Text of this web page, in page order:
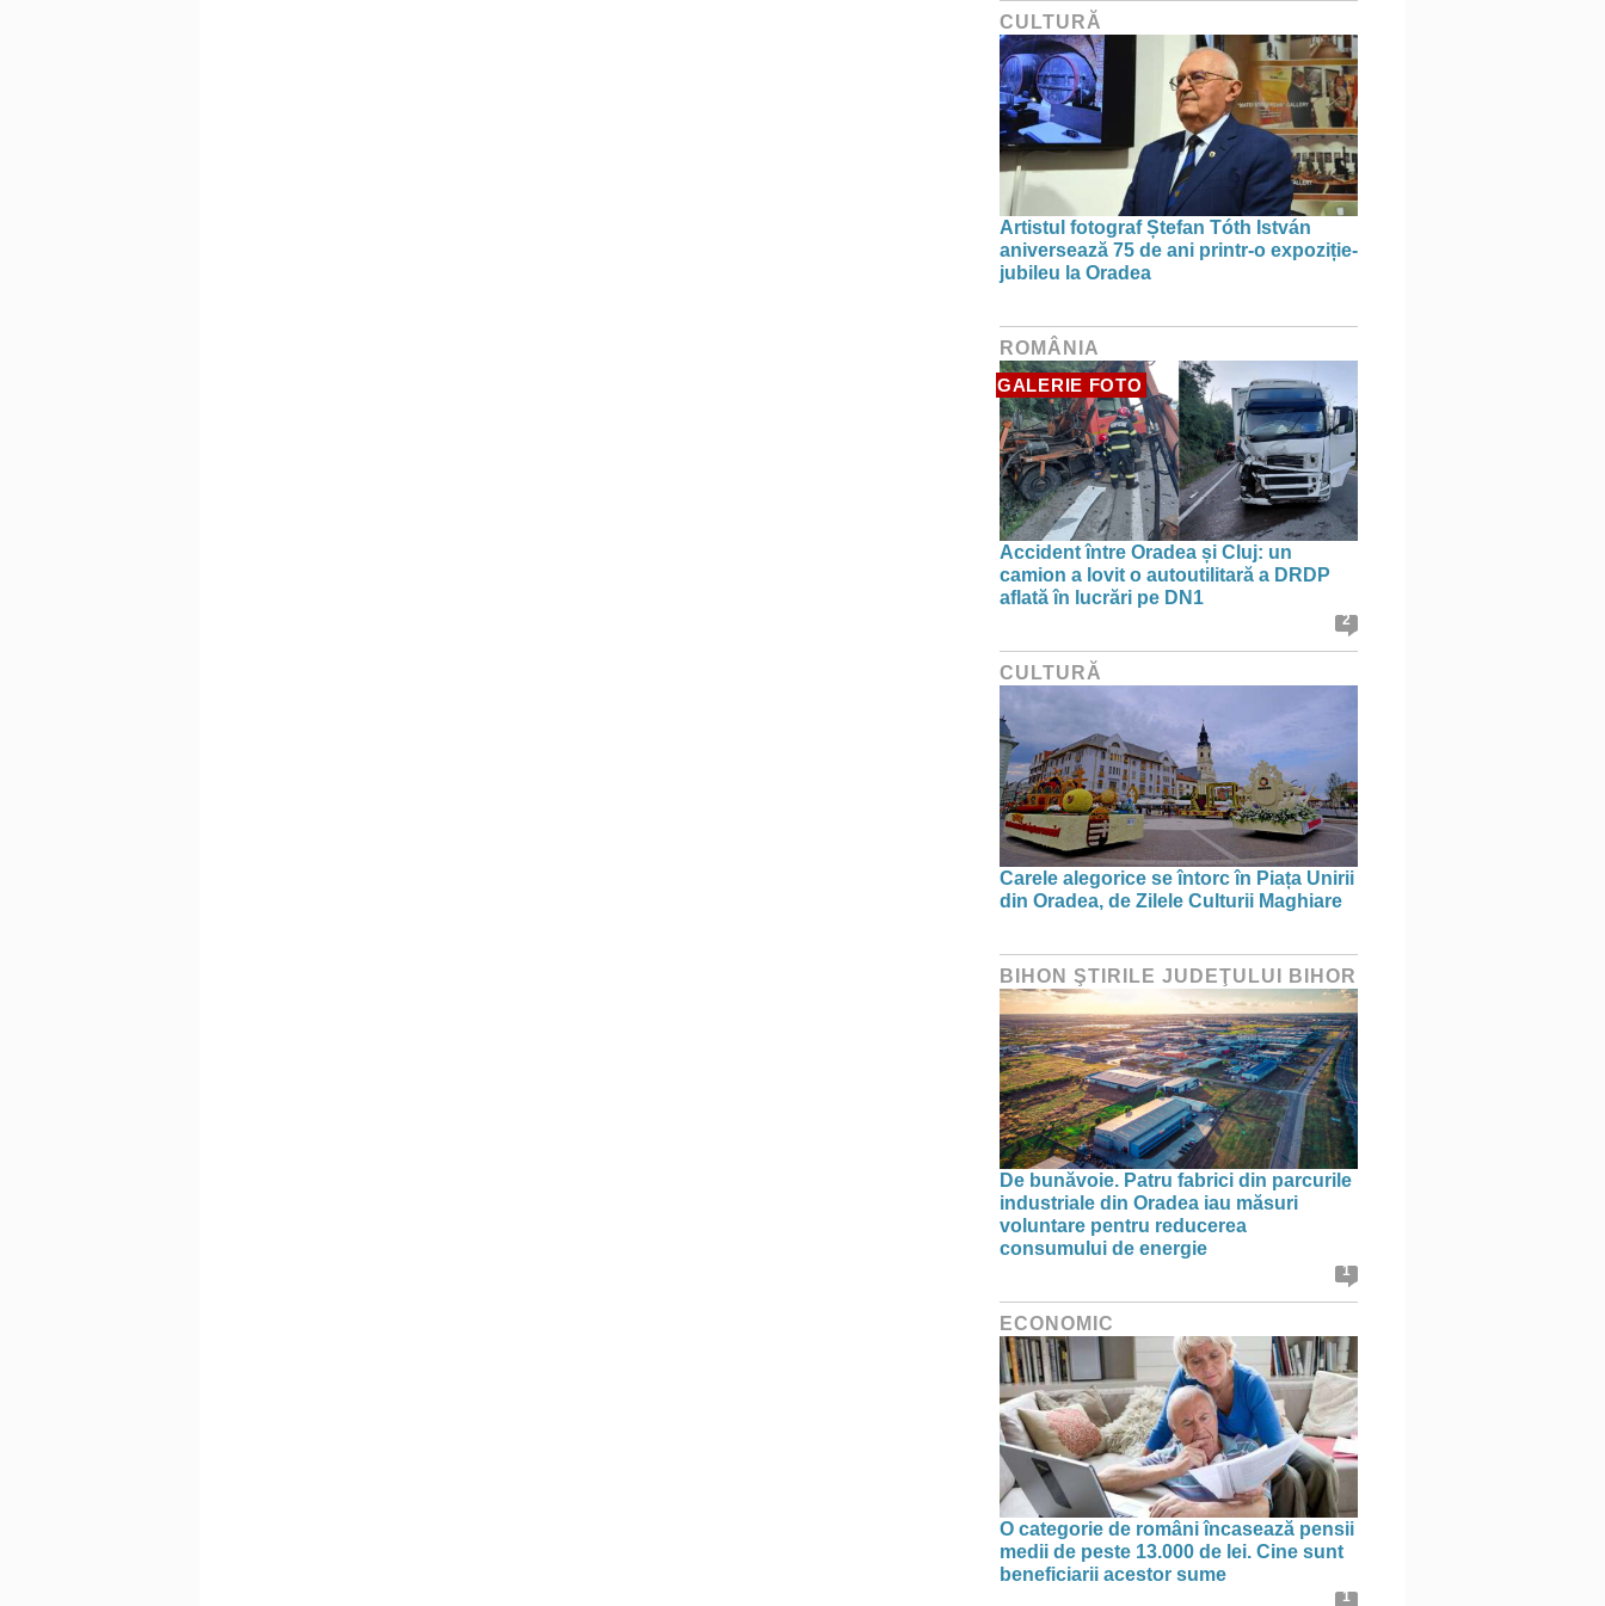
CULTURĂ
Artistul fotograf Ștefan Tóth István
aniversează 75 de ani printr-o expoziție-
jubileu la Oradea
ROMÂNIA
GALERIE FOTO
Accident între Oradea și Cluj: un
camion a lovit o autoutilitară a DRDP
aflată în lucrări pe DN1
2
CULTURĂ
Carele alegorice se întorc în Piața Unirii
din Oradea, de Zilele Culturii Maghiare
BIHON ŞTIRILE JUDEŢULUI BIHOR
De bunăvoie. Patru fabrici din parcurile
industriale din Oradea iau măsuri
voluntare pentru reducerea
consumului de energie
1
ECONOMIC
O categorie de români încasează pensii
medii de peste 13.000 de lei. Cine sunt
beneficiarii acestor sume
1